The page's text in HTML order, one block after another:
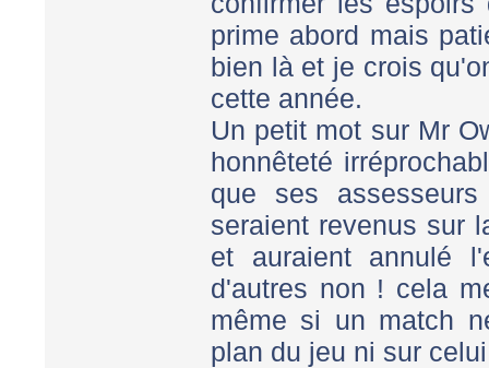
prime abord mais
bien là et je crois
cette année.
Un petit mot sur Mr
honnêteté
que ses
seraient revenus sur
et auraient annulé
d'autres non ! cela
même si un match
plan du jeu ni sur